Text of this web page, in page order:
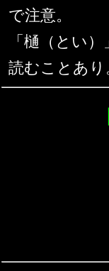
で注意。
「樋（とい
読むことあり